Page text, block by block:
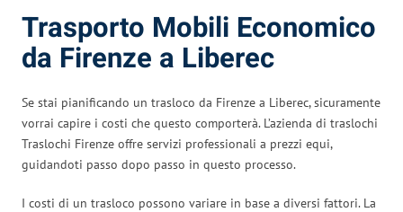
Trasporto Mobili Economico
da Firenze a Liberec
Se stai pianificando un trasloco da Firenze a Liberec, sicuramente
vorrai capire i costi che questo comporterà. L’azienda di traslochi
Traslochi Firenze offre servizi professionali a prezzi equi,
guidandoti passo dopo passo in questo processo.
I costi di un trasloco possono variare in base a diversi fattori. La